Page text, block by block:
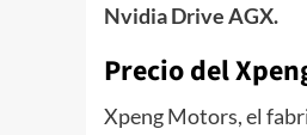
Nvidia Drive AGX.
Precio del
Xpeng Motors, el